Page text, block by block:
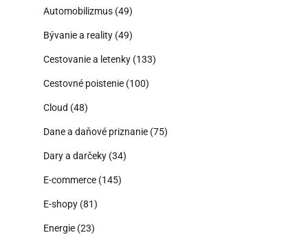
Automobilizmus (49)
Bývanie a reality (49)
Cestovanie a letenky (133)
Cestovné poistenie (100)
Cloud (48)
Dane a daňové priznanie (75)
Dary a darčeky (34)
E-commerce (145)
E-shopy (81)
Energie (23)